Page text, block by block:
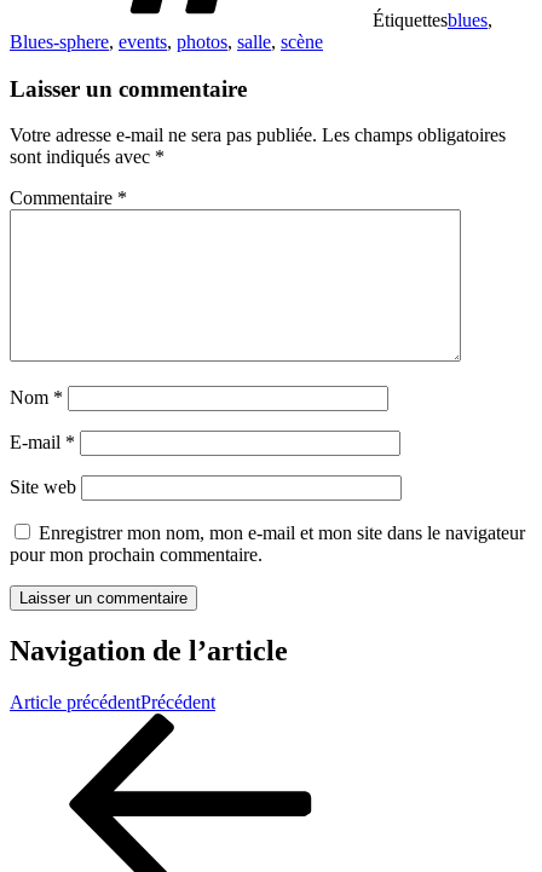
Étiquettesblues,
Blues-sphere, events, photos, salle, scène
Laisser un commentaire
Votre adresse e-mail ne sera pas publiée. Les champs obligatoires
sont indiqués avec *
Commentaire *
Nom *
E-mail *
Site web
Enregistrer mon nom, mon e-mail et mon site dans le navigateur
pour mon prochain commentaire.
Navigation de l’article
Article précédentPrécédent